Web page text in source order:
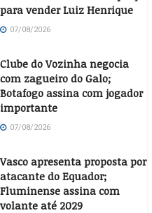
para vender Luiz Henrique
07/08/2026
Clube do Vozinha negocia
com zagueiro do Galo;
Botafogo assina com jogador
importante
07/08/2026
Vasco apresenta proposta por
atacante do Equador;
Fluminense assina com
volante até 2029